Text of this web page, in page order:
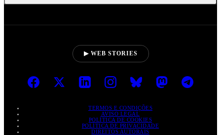
▶ WEB STORIES
TERMOS E CONDIÇÕES
AVISO LEGAL
POLÍTICA DE COOKIES
POLÍTICA DE PRIVACIDADE
DIREITOS AUTORAIS